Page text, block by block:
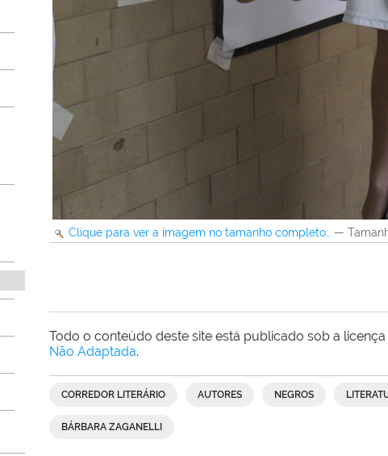
Clique para ver a imagem no tamanho completo… —
Todo o conteúdo deste site está publicado sob a licença
Não Adaptada.
CORREDOR LITERÁRIO AUTORES NEGROS
BÁRBARA ZAGANELLI